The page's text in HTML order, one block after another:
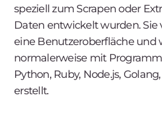
speziell zum Scrapen oder
Daten entwickelt wurden. Sie
eine Benutzeroberfläche und
normalerweise mit
Python, Ruby, Node.js,
erstellt.